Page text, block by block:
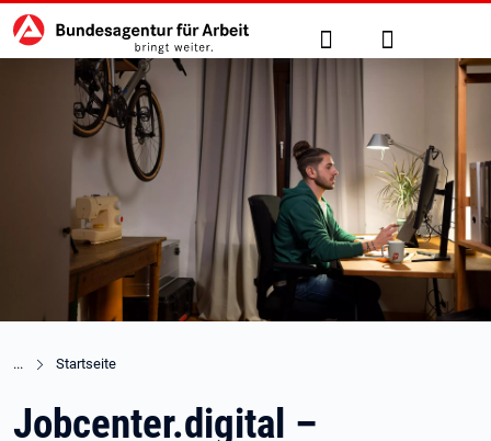
zu den Hauptinhalten springen
Hauptnavigation Suche Anmelden
Startseite
Jobcenter.digital –